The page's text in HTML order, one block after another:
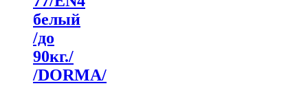
белый
/до
90кг./
/DORMA/